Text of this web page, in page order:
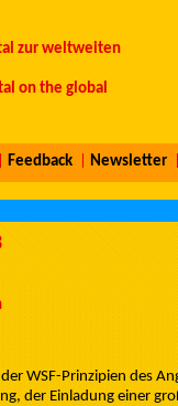
zur weltweiten
on the global
Feedback Newsletter
WSF-Prinzipien des
der Einladung einer